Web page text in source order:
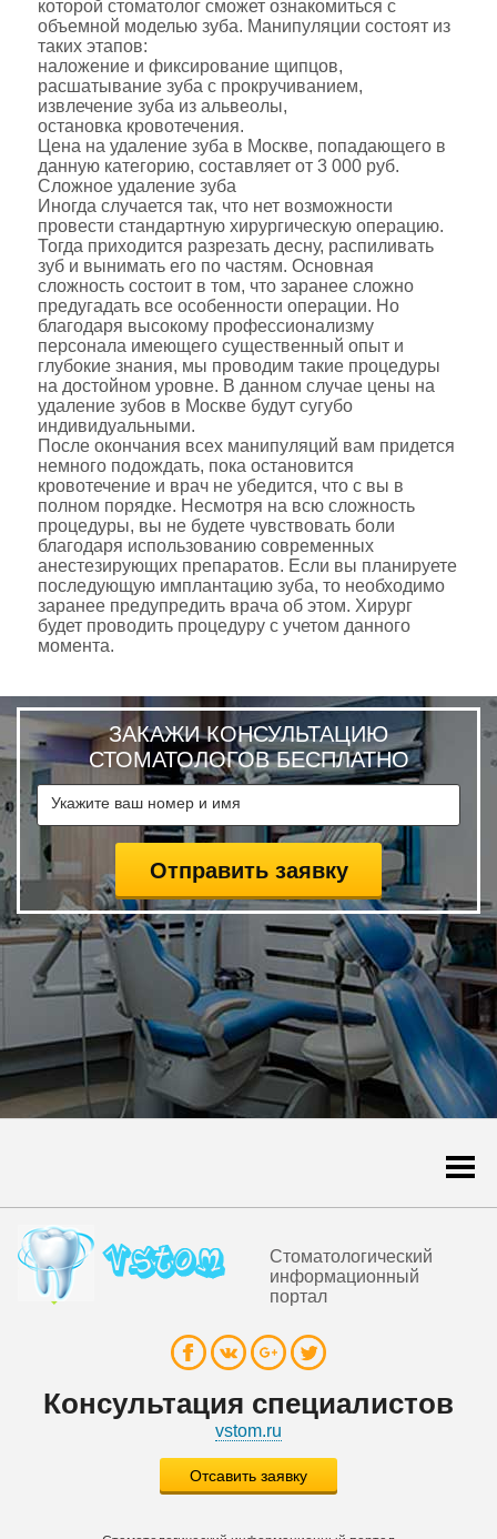
которой стоматолог сможет ознакомиться с
объемной моделью зуба. Манипуляции состоят из
таких этапов:
наложение и фиксирование щипцов,
расшатывание зуба с прокручиванием,
извлечение зуба из альвеолы,
остановка кровотечения.
Цена на удаление зуба в Москве, попадающего в
данную категорию, составляет от 3 000 руб.
Сложное удаление зуба
Иногда случается так, что нет возможности
провести стандартную хирургическую операцию.
Тогда приходится разрезать десну, распиливать
зуб и вынимать его по частям. Основная
сложность состоит в том, что заранее сложно
предугадать все особенности операции. Но
благодаря высокому профессионализму
персонала имеющего существенный опыт и
глубокие знания, мы проводим такие процедуры
на достойном уровне. В данном случае цены на
удаление зубов в Москве будут сугубо
индивидуальными.
После окончания всех манипуляций вам придется
немного подождать, пока остановится
кровотечение и врач не убедится, что с вы в
полном порядке. Несмотря на всю сложность
процедуры, вы не будете чувствовать боли
благодаря использованию современных
анестезирующих препаратов. Если вы планируете
последующую имплантацию зуба, то необходимо
заранее предупредить врача об этом. Хирург
будет проводить процедуру с учетом данного
момента.
ЗАКАЖИ КОНСУЛЬТАЦИЮ
СТОМАТОЛОГОВ БЕСПЛАТНО
Стоматологический
информационный
портал
Консультация специалистов
vstom.ru
Отсавить заявку